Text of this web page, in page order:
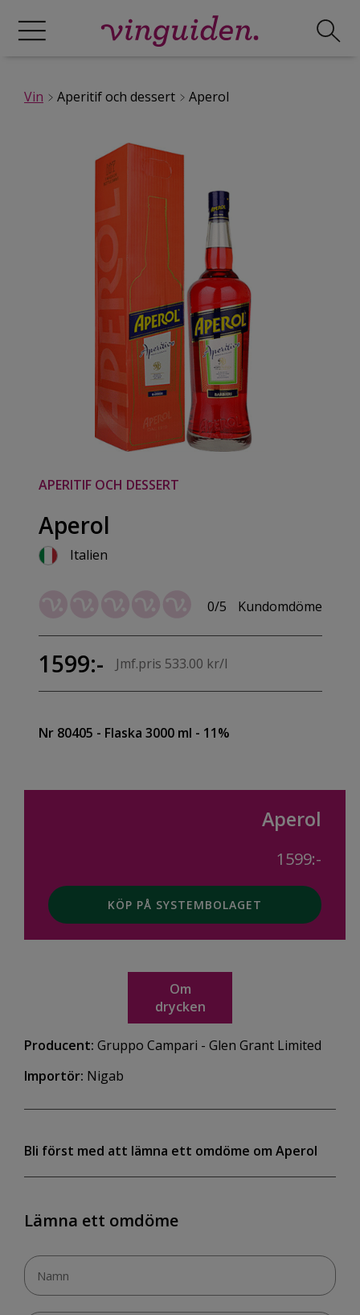
Vin Aperitif och dessert Aperol
APERITIF OCH DESSERT
Aperol
Italien
0/5 Kundomdöme
1599:- Jmf.pris 533.00 kr/l
Nr 80405 - Flaska 3000 ml - 11%
Aperol
1599:-
KÖP PÅ SYSTEMBOLAGET
Om
drycken
Producent: Gruppo Campari - Glen Grant Limited
Importör: Nigab
Bli först med att lämna ett omdöme om Aperol
Lämna ett omdöme